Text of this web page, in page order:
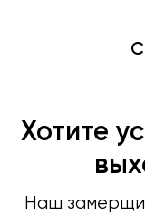
Хотите
Наш